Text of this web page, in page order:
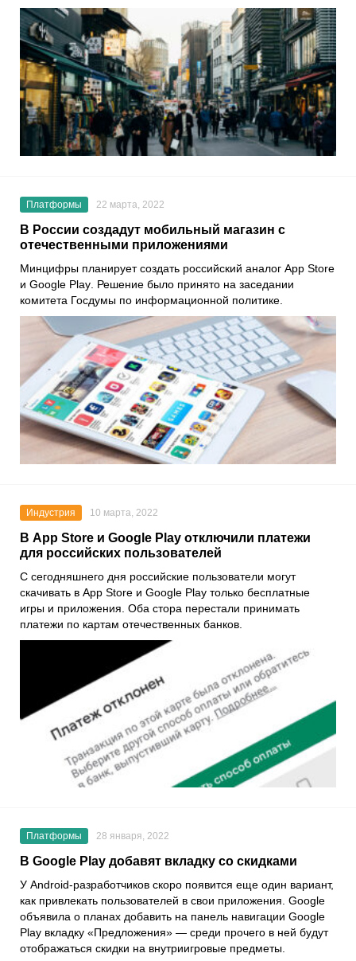
Платформы 22 марта, 2022
В России создадут мобильный магазин с
отечественными приложениями
Минцифры планирует создать российский аналог App Store
и Google Play . Решение было принято на заседании
комитета Госдумы по информационной политике.
Индустрия 10 марта, 2022
В App Store и Google Play отключили платежи
для российских пользователей
С сегодняшнего дня российские пользователи могут
скачивать в App Store и Google Play только бесплатные
игры и приложения. Оба стора перестали принимать
платежи по картам отечественных банков.
Платформы 28 января, 2022
В Google Play добавят вкладку со скидками
У Android-разработчиков скоро появится еще один вариант,
как привлекать пользователей в свои приложения. Google
объявила о планах добавить на панель навигации Google
Play вкладку «Предложения» — среди прочего в ней будут
отображаться скидки на внутриигровые предметы.